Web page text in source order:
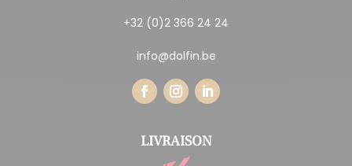
+32 (0)2 366 24 24
info@dolfin.be
LIVRAISON